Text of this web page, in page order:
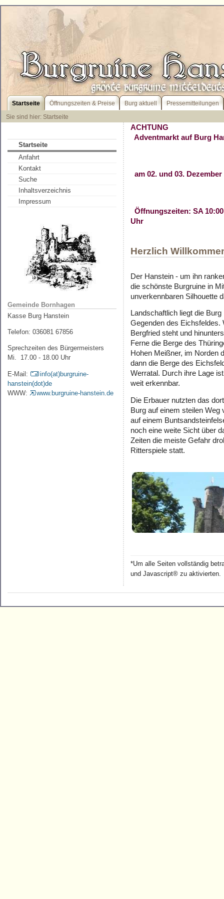
Startseite Öffnungszeiten & Preise Burg aktuell
Pressemitteilungen
Sie sind hier: Startseite
Startseite
Anfahrt
Kontakt
Suche
Inhaltsverzeichnis
Impressum
Gemeinde Bornhagen
Kasse Burg Hanstein
Telefon: 036081 67856
Sprechzeiten des Bürgermeisters
Mi. 17.00 - 18.00 Uhr
E-Mail:
info(at)burgruine-
hanstein(dot)de
WWW:
www.burgruine-hanstein.de
ACHTUNG
Adventmarkt auf Burg
am 02. und 03. Dezember
Öffnungszeiten: SA
Uhr
Herzlich
Der Hanstein - um ihn
die schönste Burgruine in
unverkennbaren Silhouette
Landschaftlich liegt die
Gegenden des Eichsfeldes.
Bergfried steht und
Ferne die Berge des
Hohen Meißner, im Norden
dann die Berge des
Werratal. Durch ihre Lage
weit erkennbar.
Die Erbauer nutzten das
Burg auf einem steilen Weg
auf einem
noch eine weite Sicht über
Zeiten die meiste Gefahr
Ritterspiele statt.
*Um alle Seiten vollständig
und Javascript® zu aktivierten.